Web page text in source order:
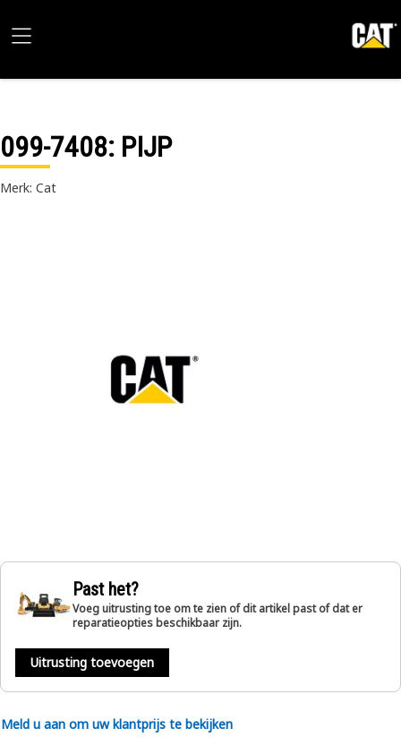
099-7408: PIJP
Merk: Cat
Past het?
Voeg uitrusting toe om te zien of dit artikel past of dat er
reparatieopties beschikbaar zijn.
Uitrusting toevoegen
Meld u aan om uw klantprijs te bekijken